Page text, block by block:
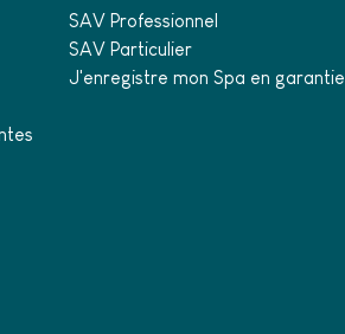
SAV Professionnel
SAV Particulier
J'enregistre mon Spa en garantie